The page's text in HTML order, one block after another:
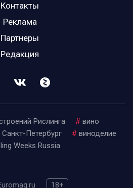
Контакты
Реклама
Партнеры
Редакция
Рислинга # вино
Санкт-Петербург # виноделие
Weeks Russia
18+